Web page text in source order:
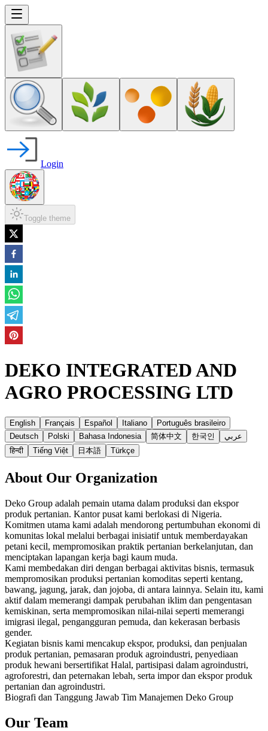
Login
Toggle theme
DEKO INTEGRATED AND
AGRO PROCESSING LTD
English Français Español Italiano
Português brasileiro
Deutsch
Polski Bahasa Indonesia 简体中文 한국인
عربي
हिन्दी
Tiếng Việt 日本語 Türkçe
About Our Organization
Deko Group adalah pemain utama dalam produksi dan ekspor
produk pertanian. Kantor pusat kami berlokasi di Nigeria.
Komitmen utama kami adalah mendorong pertumbuhan ekonomi di
komunitas lokal melalui berbagai inisiatif untuk memberdayakan
petani kecil, mempromosikan praktik pertanian berkelanjutan, dan
menciptakan lapangan kerja bagi kaum muda.
Kami membedakan diri dengan berbagai aktivitas bisnis, termasuk
mempromosikan produksi pertanian komoditas seperti kentang,
bawang, jagung, jarak, dan jojoba, di antara lainnya. Selain itu, kami
aktif dalam memerangi dampak perubahan iklim dan pengentasan
kemiskinan, serta mempromosikan nilai-nilai seperti memerangi
imigrasi ilegal, pengangguran pemuda, dan kekerasan berbasis
gender.
Kegiatan bisnis kami mencakup ekspor, produksi, dan penjualan
produk pertanian, pemasaran produk agroindustri, penyediaan
produk hewani bersertifikat Halal, partisipasi dalam agroindustri,
agroforestri, dan peternakan lebah, serta impor dan ekspor produk
pertanian dan agroindustri.
Biografi dan Tanggung Jawab Tim Manajemen Deko Group
Our Team